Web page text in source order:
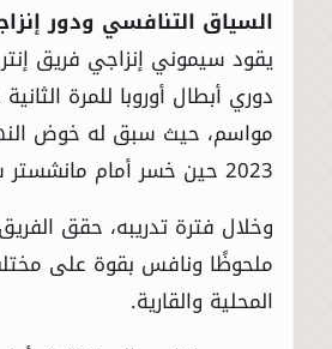
السياق التنافسي ودور
يقود سيموني إنزاجي فريق
دوري أبطال أوروبا للمرة
مواسم، حيث سبق له خوض
2023 حين خسر أمام مانشستر سيتي.
وخلال فترة تدريبه، حقق
ملحوظًا ونافس بقوة على
المحلية والقارية.